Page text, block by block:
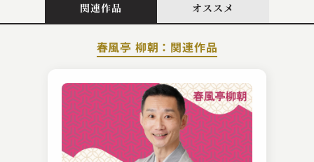
関連作品 オススメ
春風亭 柳朝：関連作品